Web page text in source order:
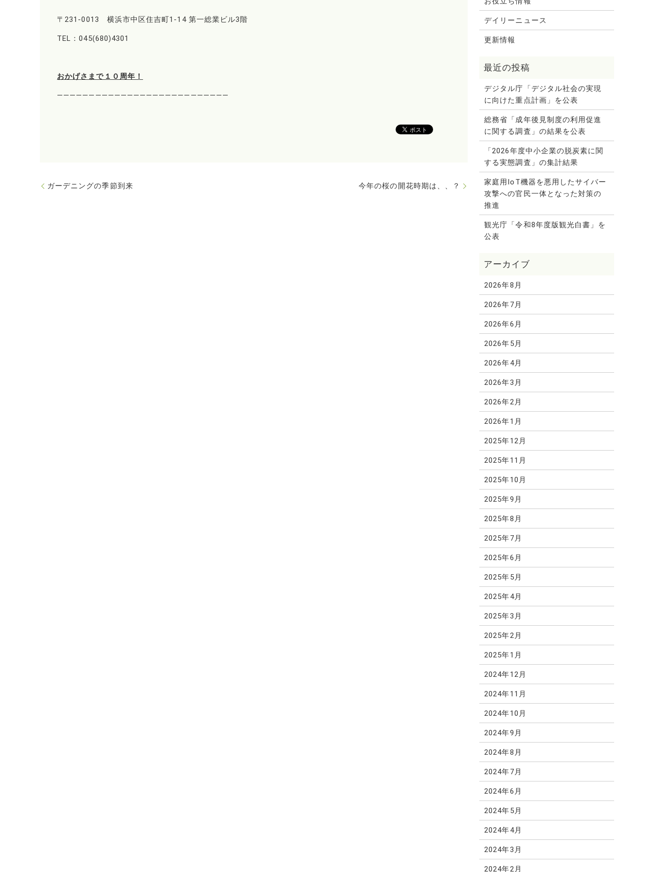
〒231-0013 横浜市中区住吉町1-14 第一総業ビル3階
TEL：045(680)4301
おかげさまで１０周年！
―――――――――――――――――――――――――――
ガーデニングの季節到来 今年の桜の開花時期は、、？
デイリーニュース
更新情報
デジタル庁「デジタル社会の実現
に向けた重点計画」を公表
総務省「成年後見制度の利用促進
に関する調査」の結果を公表
「2026年度中小企業の脱炭素に関
する実態調査」の集計結果
家庭用IoT機器を悪用したサイバー
攻撃への官民一体となった対策の
推進
観光庁「令和8年度版観光白書」を
公表
2026年8月
2026年7月
2026年6月
2026年5月
2026年4月
2026年3月
2026年2月
2026年1月
2025年12月
2025年11月
2025年10月
2025年9月
2025年8月
2025年7月
2025年6月
2025年5月
2025年4月
2025年3月
2025年2月
2025年1月
2024年12月
2024年11月
2024年10月
2024年9月
2024年8月
2024年7月
2024年6月
2024年5月
2024年4月
2024年3月
2024年2月